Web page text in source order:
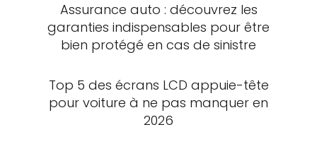
Assurance auto : découvrez les
garanties indispensables pour être
bien protégé en cas de sinistre
Top 5 des écrans LCD appuie-tête
pour voiture à ne pas manquer en
2026